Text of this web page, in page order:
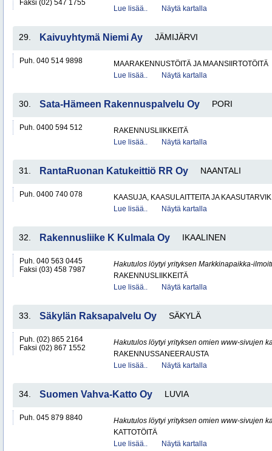
Faksi (02) 547 1755
Lue lisää..
Näytä kartalla
29. Kaivuyhtymä Niemi Ay JÄMIJÄRVI
Puh. 040 514 9898
MAARAKENNUSTÖITÄ JA MAANSIIRTOTÖITÄ
Lue lisää..
Näytä kartalla
30. Sata-Hämeen Rakennuspalvelu Oy PORI
Puh. 0400 594 512
RAKENNUSLIIKKEITÄ
Lue lisää..
Näytä kartalla
31. RantaRuonan Katukeittiö RR Oy NAANTALI
Puh. 0400 740 078
KAASUJA, KAASULAITTEITA JA
Lue lisää..
Näytä kartalla
32. Rakennusliike K Kulmala Oy IKAALINEN
Puh. 040 563 0445
Faksi (03) 458 7987
Hakutulos löytyi yrityksen Markkinapaikka-
RAKENNUSLIIKKEITÄ
Lue lisää..
Näytä kartalla
33. Säkylän Raksapalvelu Oy SÄKYLÄ
Puh. (02) 865 2164
Faksi (02) 867 1552
Hakutulos löytyi yrityksen omien www-sivujen
RAKENNUSSANEERAUSTA
Lue lisää..
Näytä kartalla
34. Suomen Vahva-Katto Oy LUVIA
Puh. 045 879 8840
Hakutulos löytyi yrityksen omien www-sivujen
KATTOTÖITÄ
Lue lisää..
Näytä kartalla